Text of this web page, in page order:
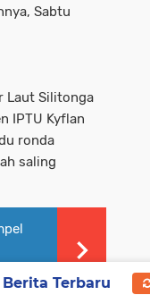
Sabtu
Laut Silitonga
IPTU Kyflan
ronda
saling
Berita Terbaru